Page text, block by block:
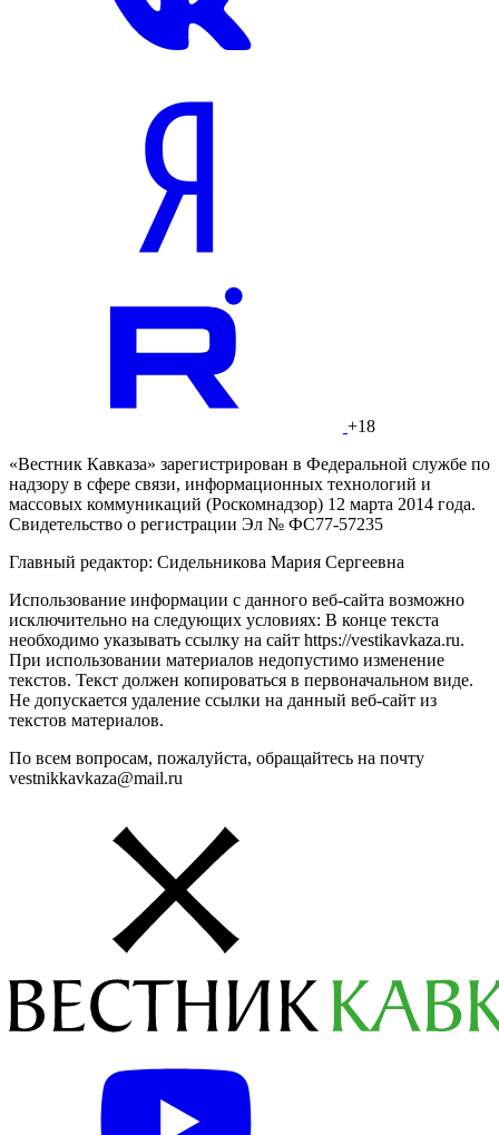
+18
«Вестник Кавказа» зарегистрирован в Федеральной службе по
надзору в сфере связи, информационных технологий и
массовых коммуникаций (Роскомнадзор) 12 марта 2014 года.
Свидетельство о регистрации Эл № ФС77-57235
Главный редактор: Сидельникова Мария Сергеевна
Использование информации с данного веб-сайта возможно
исключительно на следующих условиях: В конце текста
необходимо указывать ссылку на сайт https://vestikavkaza.ru.
При использовании материалов недопустимо изменение
текстов. Текст должен копироваться в первоначальном виде.
Не допускается удаление ссылки на данный веб-сайт из
текстов материалов.
По всем вопросам, пожалуйста, обращайтесь на почту
vestnikkavkaza@mail.ru